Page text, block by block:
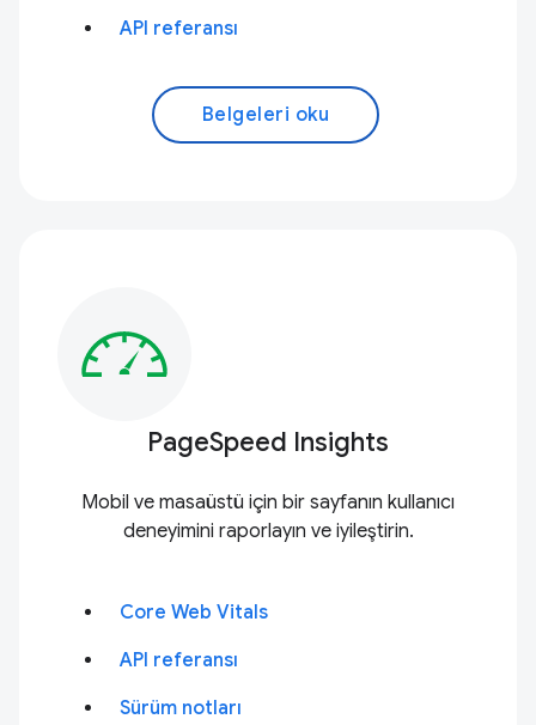
API referansı
Belgeleri oku
PageSpeed Insights
Mobil ve masaüstü için bir sayfanın kullanıcı
deneyimini raporlayın ve iyileştirin.
Core Web Vitals
API referansı
Sürüm notları